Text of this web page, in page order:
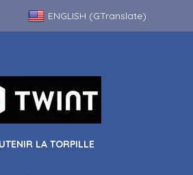
ENGLISH (GTranslate)
LA TORPILLE